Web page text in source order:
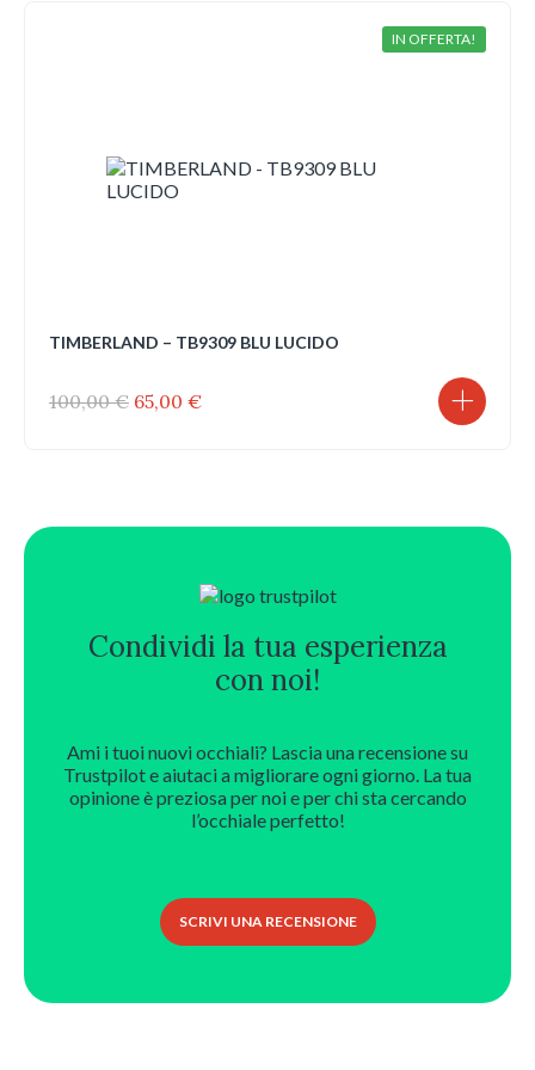
IN OFFERTA!
TIMBERLAND – TB9309 BLU LUCIDO
100,00€ Il
65,00 €Il
Condividi la tua esperienza
con noi!
Ami i tuoi nuovi occhiali? Lascia una recensione su
Trustpilot e aiutaci a migliorare ogni giorno. La tua
opinione è preziosa per noi e per chi sta cercando
l’occhiale perfetto!
SCRIVI UNA RECENSIONE